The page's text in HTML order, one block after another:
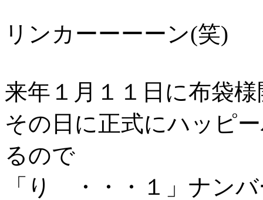
リンカーーーーン(笑)
来年１月１１日に布袋
その日に正式にハッピ
るので
「り ・・・１」ナン